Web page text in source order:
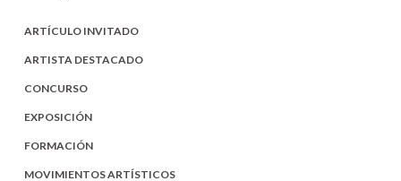
ARTÍCULO INVITADO
ARTISTA DESTACADO
CONCURSO
EXPOSICIÓN
FORMACIÓN
MOVIMIENTOS ARTÍSTICOS